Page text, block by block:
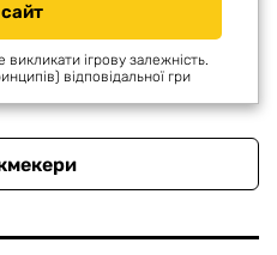
викликати ігрову залежність.
відповідальної гри